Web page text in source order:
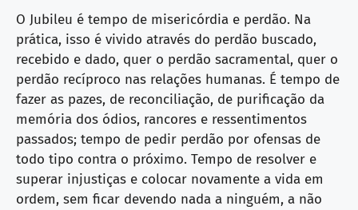
O Jubileu é tempo de misericórdia e perdão. Na
prática, isso é vivido através do perdão buscado,
recebido e dado, quer o perdão sacramental, quer o
perdão recíproco nas relações humanas. É tempo de
fazer as pazes, de reconciliação, de purificação da
memória dos ódios, rancores e ressentimentos
passados; tempo de pedir perdão por ofensas de
todo tipo contra o próximo. Tempo de resolver e
superar injustiças e colocar novamente a vida em
ordem, sem ficar devendo nada a ninguém, a não